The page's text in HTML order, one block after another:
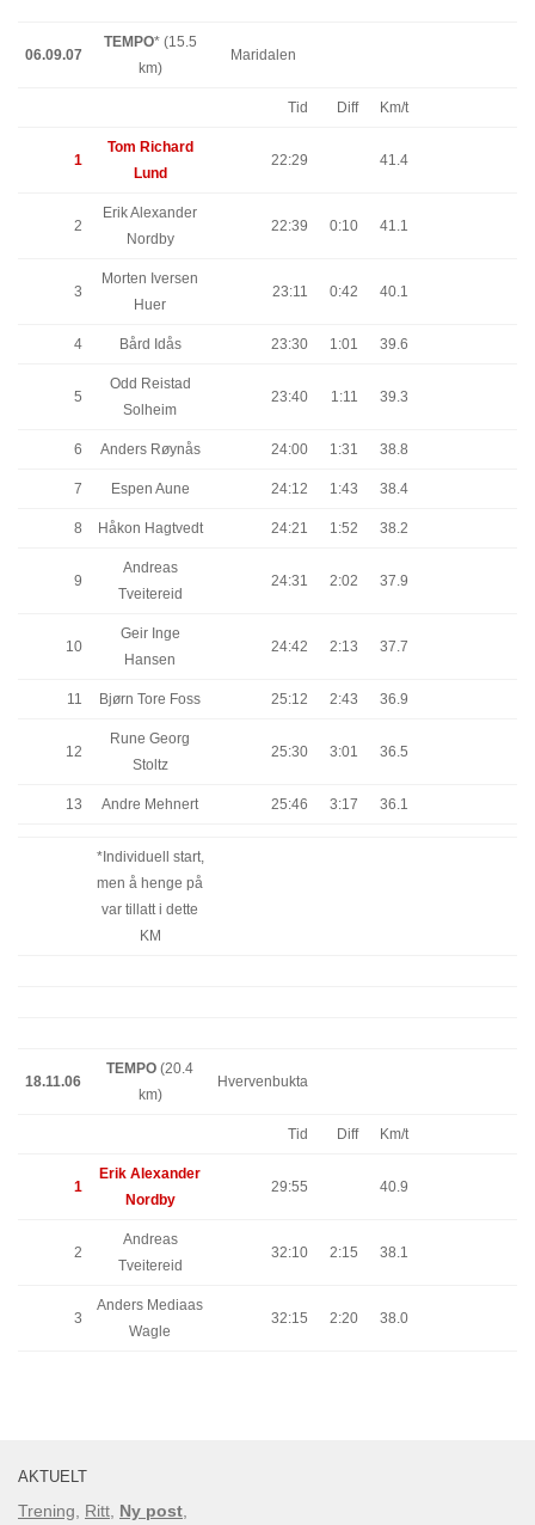
06.09.07
TEMPO* (15.5
km)
Maridalen
Tid Diff Km/t
1
Tom Richard
Lund
22:29 41.4
2
Erik Alexander
Nordby
22:39 0:10 41.1
3
Morten Iversen
Huer
23:11 0:42 40.1
4 Bård Idås 23:30 1:01 39.6
5
Odd Reistad
Solheim
23:40 1:11 39.3
6 Anders Røynås 24:00 1:31 38.8
7 Espen Aune 24:12 1:43 38.4
8 Håkon Hagtvedt 24:21 1:52 38.2
9
Andreas
Tveitereid
24:31 2:02 37.9
10
Geir Inge
Hansen
24:42 2:13 37.7
11 Bjørn Tore Foss 25:12 2:43 36.9
12
Rune Georg
Stoltz
25:30 3:01 36.5
13 Andre Mehnert 25:46 3:17 36.1
*Individuell start,
men å henge på
var tillatt i dette
KM
18.11.06
TEMPO (20.4
km)
Hvervenbukta
Tid Diff Km/t
1
Erik Alexander
Nordby
29:55 40.9
2
Andreas
Tveitereid
32:10 2:15 38.1
3
Anders Mediaas
Wagle
32:15 2:20 38.0
AKTUELT
Trening Ritt Ny post